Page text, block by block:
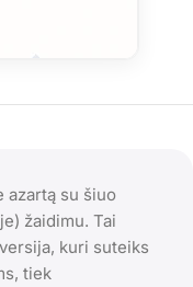
azartą su šiuo
žaidimu. Tai
kuri suteiks
tiek